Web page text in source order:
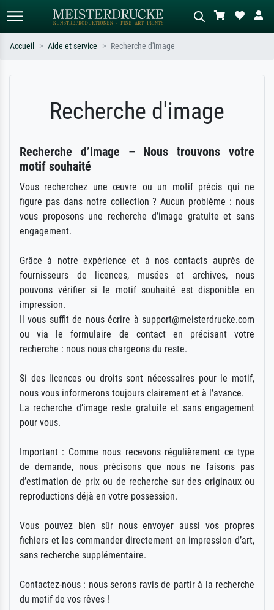
ex. Monet, Nuit étoilée,
impressionnisme, vague de Hokusai,
abstrait avec beaucoup de rouge,
tableau sombre, nu debout près d'un
arbre.
Accueil Aide et service Recherche d'image
Recherche d'image
Recherche d’image – Nous trouvons votre
motif souhaité
Vous recherchez une œuvre ou un motif précis qui ne
figure pas dans notre collection ? Aucun problème : nous
vous proposons une recherche d’image gratuite et sans
engagement.
Grâce à notre expérience et à nos contacts auprès de
fournisseurs de licences, musées et archives, nous
pouvons vérifier si le motif souhaité est disponible en
impression.
Il vous suffit de nous écrire à support@meisterdrucke.com
ou via le formulaire de contact en précisant votre
recherche : nous nous chargeons du reste.
Si des licences ou droits sont nécessaires pour le motif,
nous vous informerons toujours clairement et à l’avance.
La recherche d’image reste gratuite et sans engagement
pour vous.
Important : Comme nous recevons régulièrement ce type
de demande, nous précisons que nous ne faisons pas
d’estimation de prix ou de recherche sur des originaux ou
reproductions déjà en votre possession.
Vous pouvez bien sûr nous envoyer aussi vos propres
fichiers et les commander directement en impression d’art,
sans recherche supplémentaire.
Contactez-nous : nous serons ravis de partir à la recherche
du motif de vos rêves !